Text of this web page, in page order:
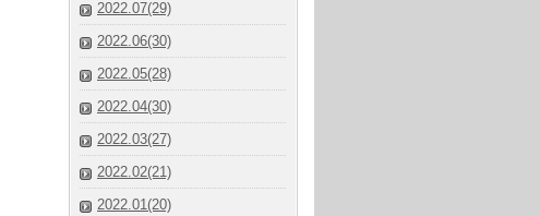
2022.07(29)
2022.06(30)
2022.05(28)
2022.04(30)
2022.03(27)
2022.02(21)
2022.01(20)